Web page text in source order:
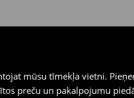
mūsu tīmekļa vietni.
preču un pakalpojumu